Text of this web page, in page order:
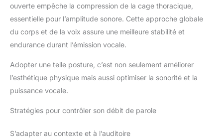
ouverte empêche la compression de la cage thoracique,
essentielle pour l’amplitude sonore. Cette approche globale
du corps et de la voix assure une meilleure stabilité et
endurance durant l’émission vocale.
Adopter une telle posture, c’est non seulement améliorer
l’esthétique physique mais aussi optimiser la sonorité et la
puissance vocale.
Stratégies pour contrôler son débit de parole
S’adapter au contexte et à l’auditoire